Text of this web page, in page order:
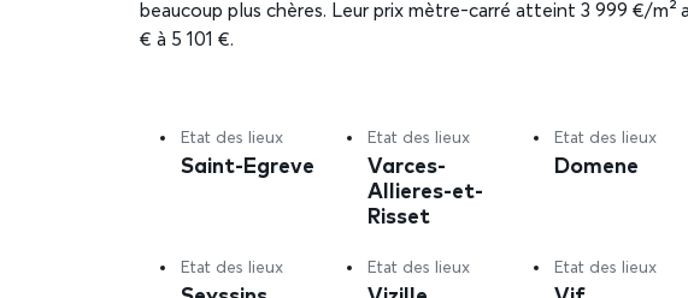
beaucoup plus chères. Leur prix mètre-carré atteint 3 999 €/m²
€ à 5 101 €.
Etat des lieux
Saint-Egreve
Etat des lieux
Varces-
Allieres-et-
Risset
Etat des lieux
Domene
Etat des lieux Etat des lieux Etat des lieux